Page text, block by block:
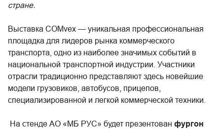
стране.
Выставка COMvex — уникальная профессиональная
площадка для лидеров рынка коммерческого
транспорта, одно из наиболее значимых событий в
национальной транспортной индустрии. Участники
отрасли традиционно представляют здесь новейшие
модели грузовиков, автобусов, прицепов,
специализированной и легкой коммерческой техники.
На стенде АО «МБ РУС» будет презентован фургон